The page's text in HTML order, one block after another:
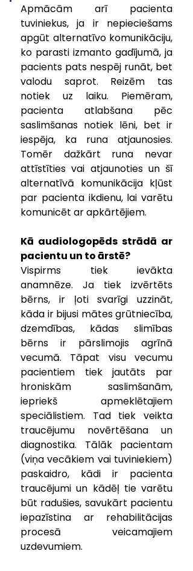
Apmācām arī pacienta
tuviniekus, ja ir nepieciešams
apgūt alternatīvo komunikāciju,
ko parasti izmanto gadījumā, ja
pacients pats nespēj runāt, bet
valodu saprot. Reizēm tas
notiek uz laiku. Piemēram,
pacienta atlabšana pēc
saslimšanas notiek lēni, bet ir
iespēja, ka runa atjaunosies.
Tomēr dažkārt runa nevar
attīstīties vai atjaunoties un šī
alternatīvā komunikācija kļūst
par pacienta ikdienu, lai varētu
komunicēt ar apkārtējiem.
Kā audiologopēds strādā ar
pacientu un to ārstē?
Vispirms tiek ievākta
anamnēze. Ja tiek izvērtēts
bērns, ir ļoti svarīgi uzzināt,
kāda ir bijusi mātes grūtniecība,
dzemdības, kādas slimības
bērns ir pārslimojis agrīnā
vecumā. Tāpat visu vecumu
pacientiem tiek jautāts par
hroniskām saslimšanām,
iepriekš apmeklētajiem
speciālistiem. Tad tiek veikta
traucējumu novērtēšana un
diagnostika. Tālāk pacientam
(viņa vecākiem vai tuviniekiem)
paskaidro, kādi ir pacienta
traucējumi un kādēļ tie varētu
būt radušies, savukārt pacientu
iepazīstina ar rehabilitācijas
procesā veicamajiem
uzdevumiem.